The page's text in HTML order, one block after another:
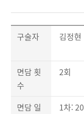
구술자 김정현
면담 횟
수
2회
면담 일
1차: